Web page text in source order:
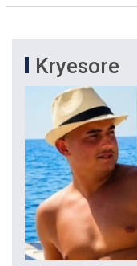
Kryesore